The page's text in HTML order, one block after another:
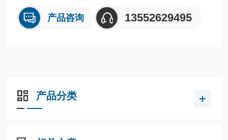
产品咨询 13552629495
产品分类